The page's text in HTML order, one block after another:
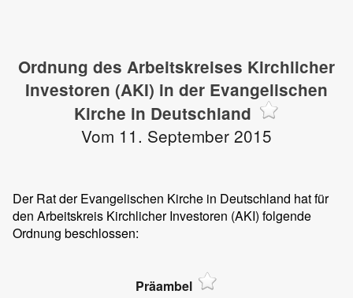
Ordnung des Arbeitskreises Kirchlicher
Investoren (AKI) in der Evangelischen
Kirche in Deutschland
Vom 11. September 2015
Der Rat der Evangelischen Kirche in Deutschland hat für
den Arbeitskreis Kirchlicher Investoren (AKI) folgende
Ordnung beschlossen:
Präambel